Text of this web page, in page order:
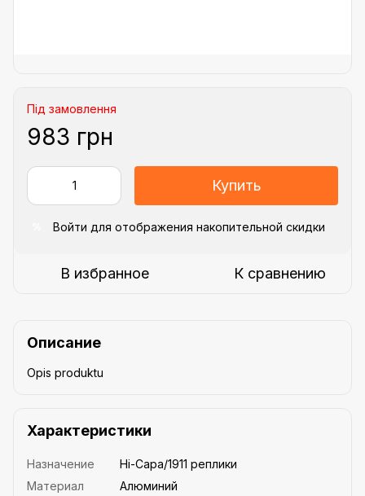
Під замовлення
983 грн
Купить
Войти для отображения накопительной скидки
В избранное К сравнению
Описание
Opis produktu
Характеристики
Назначение
Hi-Capa/1911 реплики
Материал
Алюминий